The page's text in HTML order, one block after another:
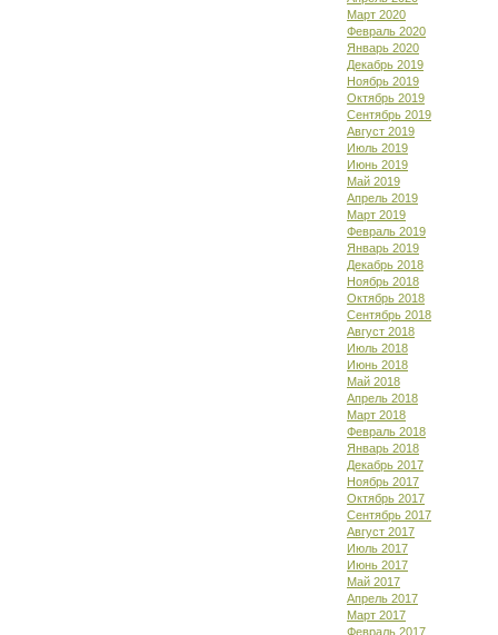
Март 2020
Февраль 2020
Январь 2020
Декабрь 2019
Ноябрь 2019
Октябрь 2019
Сентябрь 2019
Август 2019
Июль 2019
Июнь 2019
Май 2019
Апрель 2019
Март 2019
Февраль 2019
Январь 2019
Декабрь 2018
Ноябрь 2018
Октябрь 2018
Сентябрь 2018
Август 2018
Июль 2018
Июнь 2018
Май 2018
Апрель 2018
Март 2018
Февраль 2018
Январь 2018
Декабрь 2017
Ноябрь 2017
Октябрь 2017
Сентябрь 2017
Август 2017
Июль 2017
Июнь 2017
Май 2017
Апрель 2017
Март 2017
Февраль 2017